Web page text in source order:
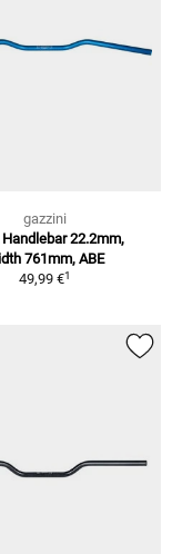
gazzini
22.2mm,
761mm, ABE
49,99 €1